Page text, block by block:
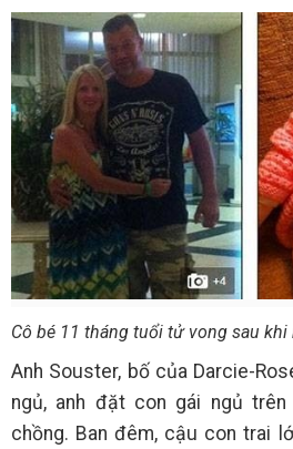
Cô bé 11 tháng tuổi tử vong sau
Anh Souster, bố của Darcie-
ngủ, anh đặt con gái ngủ
chồng. Ban đêm, cậu con trai